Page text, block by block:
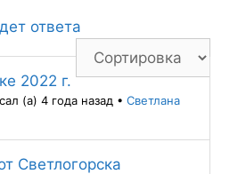
ответа
2022 г.
(а) 4 года назад • Светлана
Светлогорска